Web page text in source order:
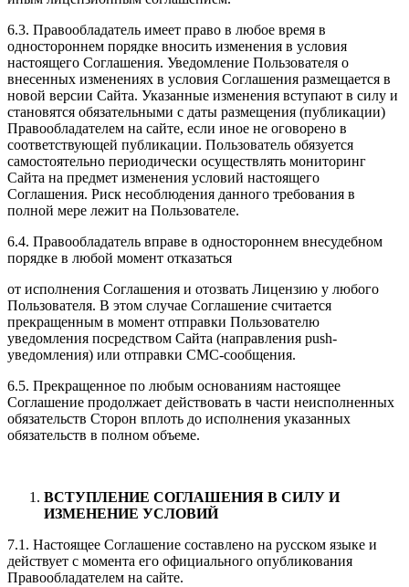
6.3. Правообладатель имеет право в любое время в
одностороннем порядке вносить изменения в условия
настоящего Соглашения. Уведомление Пользователя о
внесенных изменениях в условия Соглашения размещается в
новой версии Сайта. Указанные изменения вступают в силу и
становятся обязательными с даты размещения (публикации)
Правообладателем на сайте, если иное не оговорено в
соответствующей публикации. Пользователь обязуется
самостоятельно периодически осуществлять мониторинг
Сайта на предмет изменения условий настоящего
Соглашения. Риск несоблюдения данного требования в
полной мере лежит на Пользователе.
6.4. Правообладатель вправе в одностороннем внесудебном
порядке в любой момент отказаться
от исполнения Соглашения и отозвать Лицензию у любого
Пользователя. В этом случае Соглашение считается
прекращенным в момент отправки Пользователю
уведомления посредством Сайта (направления push-
уведомления) или отправки СМС-сообщения.
6.5. Прекращенное по любым основаниям настоящее
Соглашение продолжает действовать в части неисполненных
обязательств Сторон вплоть до исполнения указанных
обязательств в полном объеме.
ВСТУПЛЕНИЕ СОГЛАШЕНИЯ В СИЛУ И
ИЗМЕНЕНИЕ УСЛОВИЙ
7.1. Настоящее Соглашение составлено на русском языке и
действует с момента его официального опубликования
Правообладателем на сайте.